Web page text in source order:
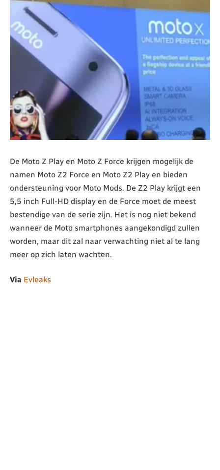
De Moto Z Play en Moto Z Force krijgen mogelijk de
namen Moto Z2 Force en Moto Z2 Play en bieden
ondersteuning voor Moto Mods. De Z2 Play krijgt een
5,5 inch Full-HD display en de Force moet de meest
bestendige van de serie zijn. Het is nog niet bekend
wanneer de Moto smartphones aangekondigd zullen
worden, maar dit zal naar verwachting niet al te lang
meer op zich laten wachten.
Via Evleaks